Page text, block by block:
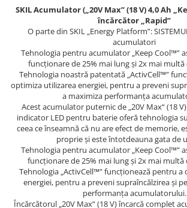
Jachete
Salopete cu pieptar
Tricouri
Veste
îmbrăcăminte pentru damă
Rezistent la flacăra
Vizibilitate înalta hi-vis
îmbrăcăminte asistente/doctori
îmbrăcăminte bucătari
îmbrăcăminte de lucru
înaltă vizibilitate hi-vis
Combinezoane
SKIL Acumulator („20V Max” (18 V) 4,0 Ah
încărcător „Rapid”
O parte din SKIL „Energy Platform”:
acumulatori
Tehnologia pentru acumulator „Keep Cool™”
funcţionare de 25% mai lung şi 2x mai
Tehnologia noastră patentată „ActivCell™”
optimiza utilizarea energiei, pentru a preveni
a maximiza performanţa
Acest acumulator puternic de „20V Max“ (18
indicator LED pentru baterie oferă tehnologia
ceea ce înseamnă că nu are efect de memorie,
proprie şi este întotdeauna gata de
Tehnologia pentru acumulator „Keep Cool™”
funcţionare de 25% mai lung şi 2x mai
Tehnologia „ActivCell™” funcţionează pentru a
energiei, pentru a preveni supraîncălzirea şi
performanţa acumulatorului.
Încărcătorul „20V Max“ (18 V) încarcă complet